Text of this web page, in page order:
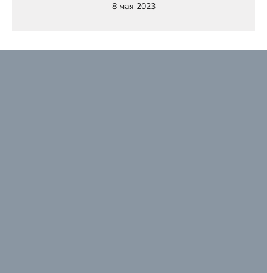
8 мая 2023